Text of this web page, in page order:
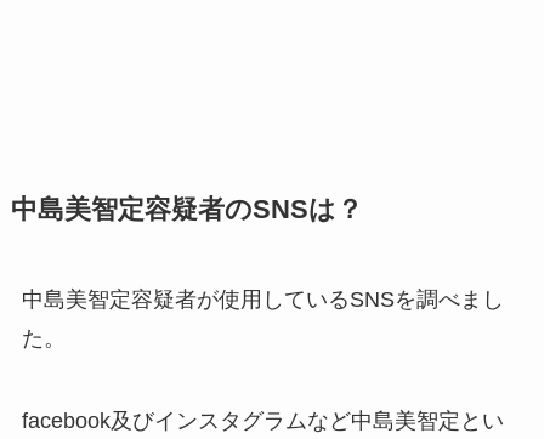
中島美智定容疑者のSNSは？
中島美智定容疑者が使用しているSNSを調べまし
た。
facebook及びインスタグラムなど中島美智定とい